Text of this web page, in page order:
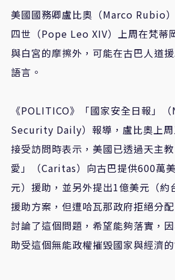
美國國務卿盧比奧（Marco Rubio
四世（Pope Leo XIV）上周在梵蒂
與白宮的摩擦外，可能在古巴人道
語言。
《POLITICO》「國家安全日報」
Security Daily）報導，盧比奧上周
接受訪問時表示，美國已透過天主
愛」（Caritas）向古巴提供600萬
元）援助，並另外提出1億美元（約
援助方案，但遭哈瓦那政府拒絕分
討論了這個問題，希望能夠落實，
助受這個無能政權摧毀國家與經濟的